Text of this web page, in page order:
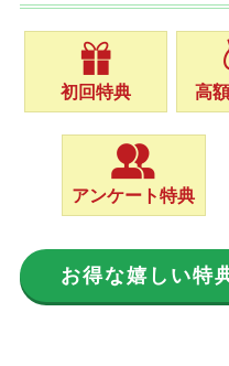
初回特典 高
アンケート特典
お得な嬉しい特